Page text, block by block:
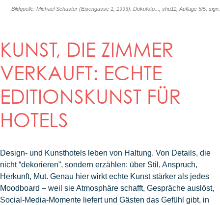
Bildquelle: Michael Schuster (Eisengasse 1, 1993): Dokufoto..., shu11, Auflage 5/5, sign.
KUNST, DIE ZIMMER
VERKAUFT: ECHTE
EDITIONSKUNST FÜR
HOTELS
Design- und Kunsthotels leben von Haltung. Von Details, die
nicht “dekorieren”, sondern erzählen: über Stil, Anspruch,
Herkunft, Mut. Genau hier wirkt echte Kunst stärker als jedes
Moodboard – weil sie Atmosphäre schafft, Gespräche auslöst,
Social-Media-Momente liefert und Gästen das Gefühl gibt, in